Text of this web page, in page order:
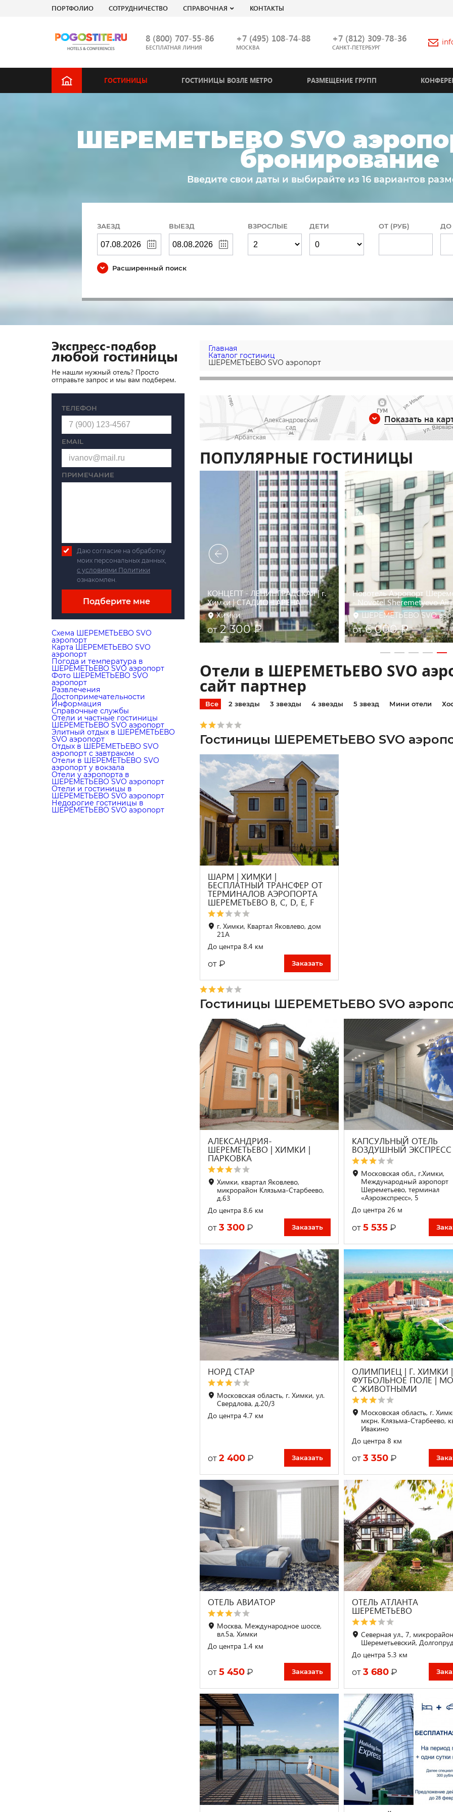
ПОРТФОЛИО СОТРУДНИЧЕСТВО СПРАВОЧНАЯ КОНТАКТЫ
8 (800) 707-55-86
БЕСПЛАТНАЯ ЛИНИЯ
+7 (495) 108-74-88
МОСКВА
+7 (812) 309-78-36
САНКТ-ПЕТЕРБУРГ
ГОСТИНИЦЫ ГОСТИНИЦЫ ВОЗЛЕ МЕТРО РАЗМЕЩЕНИЕ ГРУПП
ШЕРЕМЕТЬЕВО SVO
бронирование
Введите свои даты и выбирайте из 16 вариантов
ЗАЕЗД ВЫЕЗД ВЗРОСЛЫЕ ДЕТИ ОТ (РУБ) ДО
Расширенный поиск
Главная
Каталог гостиниц
ШЕРЕМЕТЬЕВО SVO аэропорт
Показать на
ПОПУЛЯРНЫЕ ГОСТИНИЦЫ
ГОЛД ШАРК
ШЕРЕМЕТЬЕВО SVO аэропорт
от 3 000 ₽
КОНЦЕПТ - ЛЕНИНГРАДСКАЯ | г.
Химки | СТАДИОН АРЕНА
Химки
от2 300 ₽
Новотель Аэропорт
- Novotel Sheremetyevo
ШЕРЕМЕТЬЕВО SVO
от6 000 ₽
Отели в ШЕРЕМЕТЬЕВО SVO
сайт партнер
Все 2 звезды 3 звезды 4 звезды 5 звезд Мини отели
Гостиницы ШЕРЕМЕТЬЕВО SVO
ШАРМ | ХИМКИ |
БЕСПЛАТНЫЙ ТРАНСФЕР ОТ
ТЕРМИНАЛОВ АЭРОПОРТА
ШЕРЕМЕТЬЕВО B, C, D, E, F
г. Химки, Квартал Яковлево, дом
21А
До центра 8.4 км
от ₽ Заказать
Гостиницы ШЕРЕМЕТЬЕВО SVO
АЛЕКСАНДРИЯ-
ШЕРЕМЕТЬЕВО | ХИМКИ |
ПАРКОВКА
Химки, квартал Яковлево,
микрорайон Клязьма-Старбеево,
д.63
До центра 8.6 км
от 3 300 ₽ Заказать
КАПСУЛЬНЫЙ ОТЕЛЬ
ВОЗДУШНЫЙ ЭКСПРЕСС
Московская обл., г.Химки,
Международный аэропорт
Шереметьево, терминал
«Аэроэкспресс», 5
До центра 26 м
от5 535 ₽
НОРД СТАР
Московская область, г. Химки, ул.
Свердлова, д.20/3
До центра 4.7 км
от 2 400 ₽ Заказать
ОЛИМПИЕЦ | Г. ХИМКИ |
ФУТБОЛЬНОЕ ПОЛЕ |
С ЖИВОТНЫМИ
Московская область, г.
мкрн. Клязьма-Старбеево,
Ивакино
До центра 8 км
от3 350 ₽
ОТЕЛЬ АВИАТОР
Москва, Международное шоссе,
вл.5а, Химки
До центра 1.4 км
от 5 450 ₽ Заказать
ОТЕЛЬ АТЛАНТА
ШЕРЕМЕТЬЕВО
Северная ул., 7, микрорайон
Шереметьевский,
До центра 5.3 км
от3 680 ₽
Экспресс-подбор
любой гостиницы
Не нашли нужный отель? Просто
отправьте запрос и мы вам подберем.
ТЕЛЕФОН
EMAIL
ПРИМЕЧАНИЕ
Даю согласие на обработку
моих персональных данных,
с условиями Политики
ознакомлен.
Подберите мне
Схема ШЕРЕМЕТЬЕВО SVO
аэропорт
Карта ШЕРЕМЕТЬЕВО SVO
аэропорт
Погода и температура в
ШЕРЕМЕТЬЕВО SVO аэропорт
Фото ШЕРЕМЕТЬЕВО SVO
аэропорт
Развлечения
Достопримечательности
Информация
Справочные службы
Отели и частные гостиницы
ШЕРЕМЕТЬЕВО SVO аэропорт
Элитный отдых в ШЕРЕМЕТЬЕВО
SVO аэропорт
Отдых в ШЕРЕМЕТЬЕВО SVO
аэропорт с завтраком
Отели в ШЕРЕМЕТЬЕВО SVO
аэропорт у вокзала
Отели у аэропорта в
ШЕРЕМЕТЬЕВО SVO аэропорт
Отели и гостиницы в
ШЕРЕМЕТЬЕВО SVO аэропорт
Недорогие гостиницы в
ШЕРЕМЕТЬЕВО SVO аэропорт